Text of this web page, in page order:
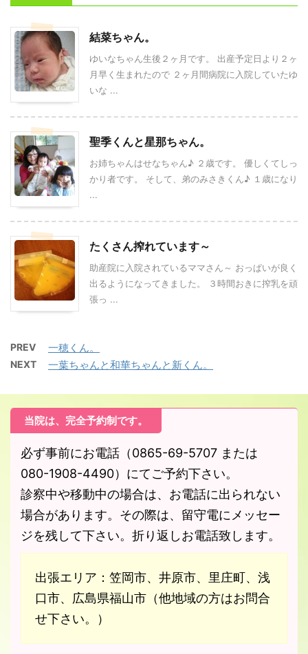
結菜ちゃん。
ゆいなちゃん生後２ヶ月です。 出産予定日より２ヶ
月早く生まれたので ２ヶ月間病院に入院していたゆ
いな ...
聖季くんと星那ちゃん。
お姉ちゃんはせなちゃん♪ ２歳です。 優しくてしっ
かり者です。 そして、弟のみさきくん♪ １歳になり
...
たくさん搾れています～
助産院に入院されているママさん～ おっぱいが良く
出るようになってきました。 ３時間おきに搾乳を頑
張っ ...
PREV 一穂くん。
NEXT 一葉ちゃんと和華ちゃんと新くん。
当院は、完全予約制です。
必ず事前にお電話（0865-69-5707 または
080-1908-4490）にてご予約下さい。
診察中や移動中の場合は、お電話に出られない
場合があります。その際は、留守電にメッセー
ジを残して下さい。折り返しお電話致します。
出張エリア：笠岡市、井原市、里庄町、浅
口市、広島県福山市（他地域の方はお問合
せ下さい。）